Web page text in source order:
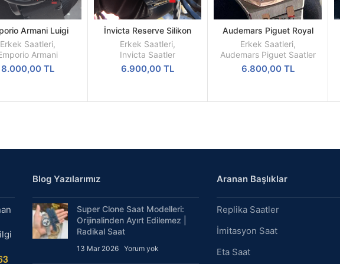
SEPETE
EKLE
Armani Luigi
Replika Erkek Kol
Saati
Erkek Saatleri,
Armani
8.000,00TL
DEVAMINI
OKU
İnvicta Reserve Silikon
Kordon Replika Erkek Kol
Saati
Erkek Saatleri,
Invicta Saatler
6.900,00TL
SEPETE
EKLE
Audemars Piguet Royal
Oak Mavi Kadran 41mm
Replika Erkek Kol Saati
Erkek Saatleri,
Audemars Piguet Saatler
6.800,00 TL
Blog Yazılarımız
Super Clone Saat Modelleri:
Orijinalinden Ayırt Edilemez |
Radikal Saat
13 Mar 2026 Yorum yok
Aranan Başlıklar
Replika Saatler
İmitasyon Saat
Eta Saat